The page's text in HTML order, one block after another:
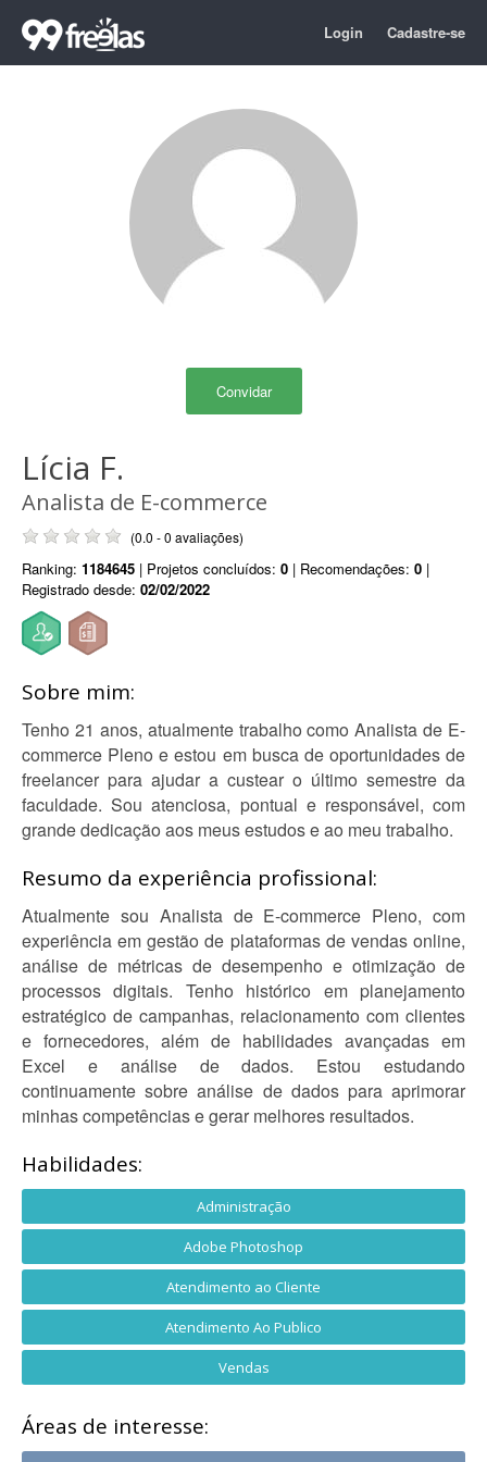
Login Cadastre-se
Convidar
Lícia F.
Analista de E-commerce
(0.0 - 0 avaliações)
Ranking: 1184645 | Projetos concluídos: 0 | Recomendações: 0 |
Registrado desde: 02/02/2022
Sobre mim:
Tenho 21 anos, atualmente trabalho como Analista de E-
commerce Pleno e estou em busca de oportunidades de
freelancer para ajudar a custear o último semestre da
faculdade. Sou atenciosa, pontual e responsável, com
grande dedicação aos meus estudos e ao meu trabalho.
Resumo da experiência profissional:
Atualmente sou Analista de E-commerce Pleno, com
experiência em gestão de plataformas de vendas online,
análise de métricas de desempenho e otimização de
processos digitais. Tenho histórico em planejamento
estratégico de campanhas, relacionamento com clientes
e fornecedores, além de habilidades avançadas em
Excel e análise de dados. Estou estudando
continuamente sobre análise de dados para aprimorar
minhas competências e gerar melhores resultados.
Habilidades:
Administração
Adobe Photoshop
Atendimento ao Cliente
Atendimento Ao Publico
Vendas
Áreas de interesse: